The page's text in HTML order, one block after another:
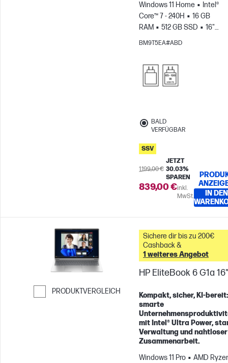
Windows 11 Home
Intel®
Core™ 7 - 240H
16 GB
RAM
512 GB SSD
16"
2K
Intel® Grafikkarte
BM9T5EA#ABD
BALD
VERFÜGBAR
SSV
1.199,00 €
JETZT
30.03%
SPAREN
839,00 €inkl.
MwSt.
IN DEN
PRODUKTVERGLEICH
Weiter zum Vergleichen
Sichere dir bis zu 200€
Cashback &
1 weiteres Angebot
HP EliteBook 6 G1a 16"
Kompakt, sicher, KI-
smarte
mit Intel® Ultra Power,
Verwaltung und nahtloser
Zusammenarbeit.
Windows 11 Pro
AMD